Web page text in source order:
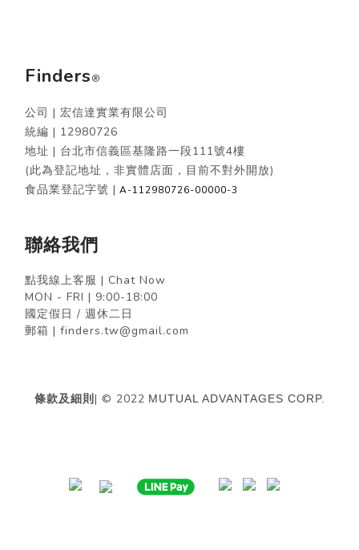
Finders®
公司 | 宏信達實業有限公司
統編 | 12980726
地址 | 台北市信義區基隆路一段111號4樓
(此為登記地址，非實體店面，目前不對外開放)
食品業登記字號 | A-112980726-00000-3
聯絡我們
點我線上客服 | Chat Now
MON - FRI | 9:00-18:00
國定假日 / 週休二日
郵箱 | finders.tw@gmail.com
條款及細則| © 2022 MUTUAL ADVANTAGES CORP.